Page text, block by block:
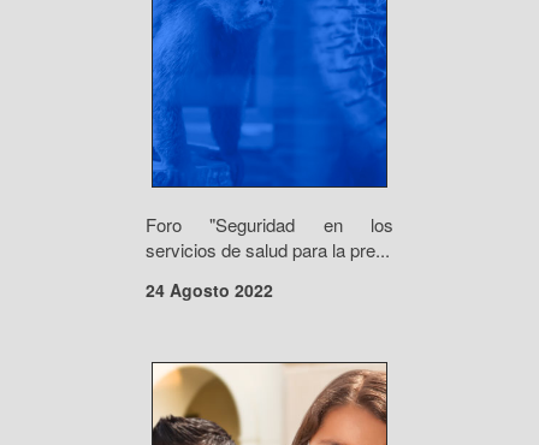
Foro "Seguridad en los
servicios de salud para la pre...
24 Agosto 2022